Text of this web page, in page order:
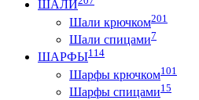
ШАЛИ
Шали крючком201
Шали спицами7
ШАРФЫ114
Шарфы крючком101
Шарфы спицами15